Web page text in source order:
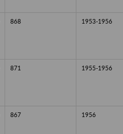
868 1953-1956
871 1955-1956
867 1956